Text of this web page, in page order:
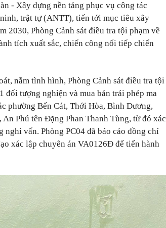
- Xây dựng nền tảng phục vụ công tác
trật tự (ANTT), tiến tới mục tiêu xây
2030, Phòng Cảnh sát điều tra tội phạm về
tích xuất sắc, chiến công nối tiếp chiến
nắm tình hình, Phòng Cảnh sát điều tra tội
đối tượng nghiện và mua bán trái phép ma
phường Bến Cát, Thới Hòa, Bình Dương,
Phú tên Đặng Phan Thanh Tùng, từ đó xác
vấn. Phòng PC04 đã báo cáo đồng chí
xác lập chuyên án VA0126Đ để tiến hành